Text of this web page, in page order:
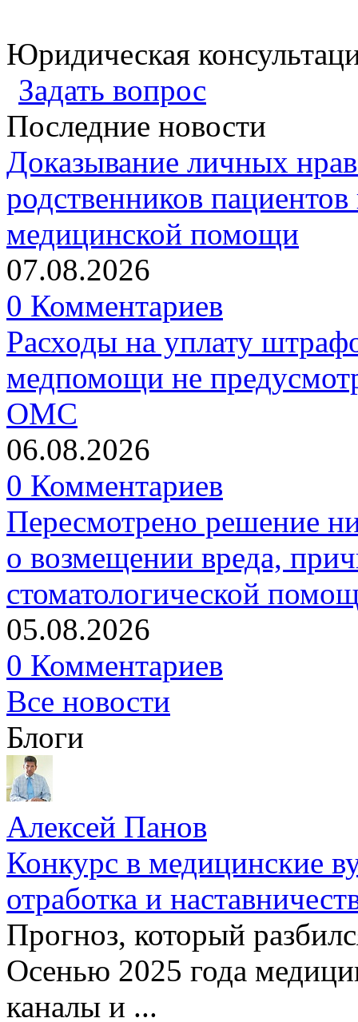
Юридическая
Задать вопрос
Последние новости
Доказывание личных
родственников
медицинской помощи
07.08.2026
0 Комментариев
Расходы на уплату
медпомощи не
ОМС
06.08.2026
0 Комментариев
Пересмотрено решение
о возмещении вреда,
стоматологической
05.08.2026
0 Комментариев
Все новости
Блоги
Алексей Панов
Конкурс в медицинские
отработка и
Прогноз, который
Осенью 2025 года
каналы и ...